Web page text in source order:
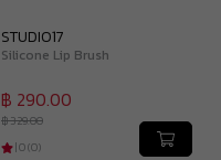
STUDIO17
Silicone Lip Brush
฿ 290.00
฿ 329.00
|0(0)